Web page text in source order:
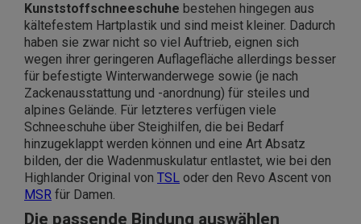
Kunststoffschneeschuhe bestehen hingegen aus
kältefestem Hartplastik und sind meist kleiner. Dadurch
haben sie zwar nicht so viel Auftrieb, eignen sich
wegen ihrer geringeren Auflagefläche allerdings besser
für befestigte Winterwanderwege sowie (je nach
Zackenausstattung und -anordnung) für steiles und
alpines Gelände. Für letzteres verfügen viele
Schneeschuhe über Steighilfen, die bei Bedarf
hinzugeklappt werden können und eine Art Absatz
bilden, der die Wadenmuskulatur entlastet, wie bei den
Highlander Original von TSL oder den Revo Ascent von
MSR für Damen.
Die passende Bindung auswählen